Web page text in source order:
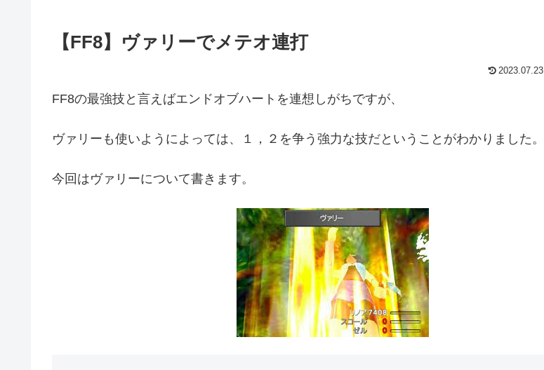
【FF8】ヴァリーでメテオ連打
2023.07.23
FF8の最強技と言えばエンドオブハートを連想しがちですが、
ヴァリーも使いようによっては、１，２を争う強力な技だということがわかりました。
今回はヴァリーについて書きます。